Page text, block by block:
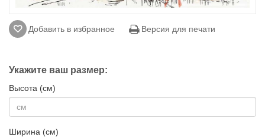
Добавить в избранное Версия для печати
Укажите ваш размер:
Высота (см)
Ширина (см)